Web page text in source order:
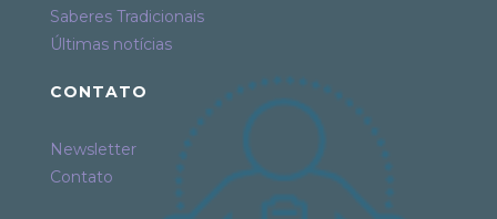
Saberes Tradicionais
Últimas notícias
CONTATO
Newsletter
Contato